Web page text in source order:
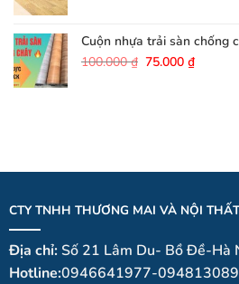
55.000 ₫.là:
40.000 ₫.
Cuộn nhựa trải sàn chống
100.000₫ Giá
75.000₫Giá
CTY TNHH THƯƠNG MAI VÀ NỘI
Địa chỉ:Số 21 Lâm Du- Bồ Đề-Hà
Hotline:0946641977-